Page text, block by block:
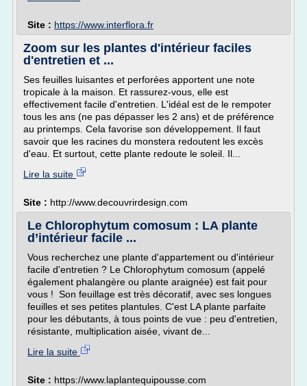
Site : https://www.interflora.fr
Zoom sur les plantes d'intérieur faciles
d'entretien et ...
Ses feuilles luisantes et perforées apportent une note
tropicale à la maison. Et rassurez-vous, elle est
effectivement facile d'entretien. L'idéal est de le rempoter
tous les ans (ne pas dépasser les 2 ans) et de préférence
au printemps. Cela favorise son développement. Il faut
savoir que les racines du monstera redoutent les excès
d'eau. Et surtout, cette plante redoute le soleil. Il...
Lire la suite
Site : http://www.decouvrirdesign.com
Le Chlorophytum comosum : LA plante
d’intérieur facile ...
Vous recherchez une plante d'appartement ou d'intérieur
facile d'entretien ? Le Chlorophytum comosum (appelé
également phalangère ou plante araignée) est fait pour
vous ! Son feuillage est très décoratif, avec ses longues
feuilles et ses petites plantules. C'est LA plante parfaite
pour les débutants, à tous points de vue : peu d'entretien,
résistante, multiplication aisée, vivant de...
Lire la suite
Site : https://www.laplantequipousse.com